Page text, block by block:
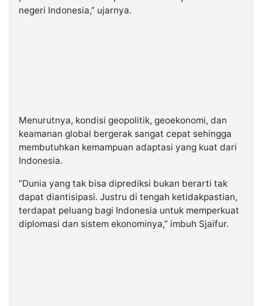
negeri Indonesia,” ujarnya.
Menurutnya, kondisi geopolitik, geoekonomi, dan
keamanan global bergerak sangat cepat sehingga
membutuhkan kemampuan adaptasi yang kuat dari
Indonesia.
“Dunia yang tak bisa diprediksi bukan berarti tak
dapat diantisipasi. Justru di tengah ketidakpastian,
terdapat peluang bagi Indonesia untuk memperkuat
diplomasi dan sistem ekonominya,” imbuh Sjaifur.